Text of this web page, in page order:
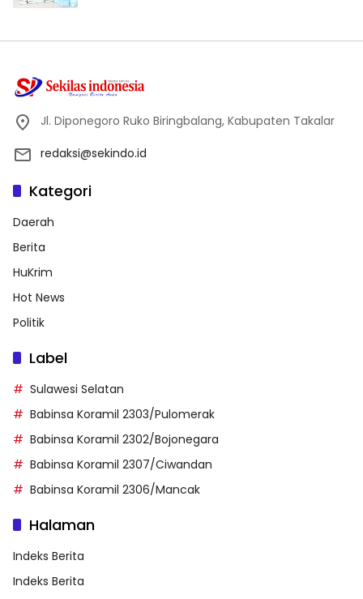
Jl. Diponegoro Ruko Biringbalang, Kabupaten Takalar
redaksi@sekindo.id
Kategori
Daerah
Berita
HuKrim
Hot News
Politik
Label
Sulawesi Selatan
Babinsa Koramil 2303/Pulomerak
Babinsa Koramil 2302/Bojonegara
Babinsa Koramil 2307/Ciwandan
Babinsa Koramil 2306/Mancak
Halaman
Indeks Berita
Indeks Berita